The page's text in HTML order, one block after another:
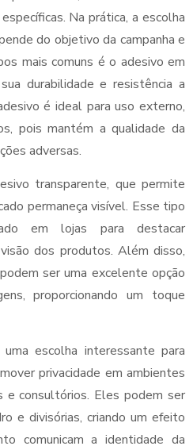
Na prática, a escolha
do objetivo da campanha e
mais comuns é o adesivo em
durabilidade e resistência a
é ideal para uso externo,
pois mantém a qualidade da
adversas.
transparente, que permite
permaneça visível. Esse tipo
em lojas para destacar
dos produtos. Além disso,
ser uma excelente opção
proporcionando um toque
escolha interessante para
privacidade em ambientes
e consultórios. Eles podem ser
e divisórias, criando um efeito
comunicam a identidade da